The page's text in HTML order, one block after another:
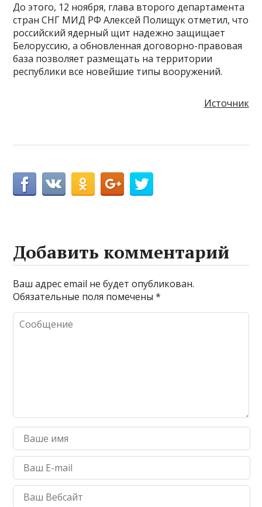
До этого, 12 ноября, глава второго департамента
стран СНГ МИД РФ Алексей Полищук отметил, что
российский ядерный щит надежно защищает
Белоруссию, а обновленная договорно-правовая
база позволяет размещать на территории
республики все новейшие типы вооружений.
Источник
Добавить комментарий
Ваш адрес email не будет опубликован.
Обязательные поля помечены*